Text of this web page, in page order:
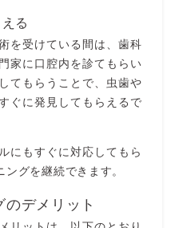
る
を受けている間は、歯科
家に口腔内を診てもらい
てもらうことで、虫歯や
ぐに発見してもらえるで
にもすぐに対応してもら
グを継続できます。
デメリット